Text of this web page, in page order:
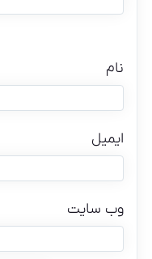
نام
ایمیل
وب‌ سایت